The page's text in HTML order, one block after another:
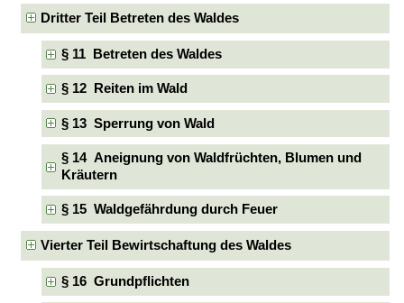
Dritter Teil Betreten des Waldes
§ 11 Betreten des Waldes
§ 12 Reiten im Wald
§ 13 Sperrung von Wald
§ 14 Aneignung von Waldfrüchten, Blumen und
Kräutern
§ 15 Waldgefährdung durch Feuer
Vierter Teil Bewirtschaftung des Waldes
§ 16 Grundpflichten